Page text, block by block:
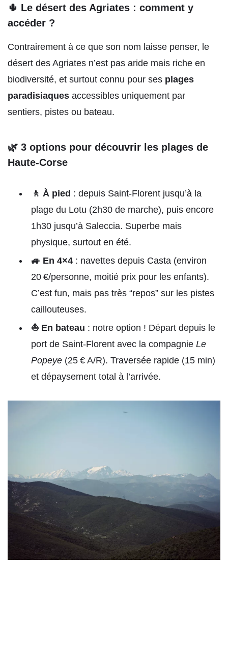
🌵 Le désert des Agriates : comment y
accéder ?
Contrairement à ce que son nom laisse penser, le
désert des Agriates n’est pas aride mais riche en
biodiversité, et surtout connu pour ses plages
paradisiaques accessibles uniquement par
sentiers, pistes ou bateau.
🌿 3 options pour découvrir les plages de
Haute-Corse
🚶 À pied : depuis Saint-Florent jusqu’à la
plage du Lotu (2h30 de marche), puis encore
1h30 jusqu’à Saleccia. Superbe mais
physique, surtout en été.
🚙 En 4×4 : navettes depuis Casta (environ
20 €/personne, moitié prix pour les enfants).
C’est fun, mais pas très “repos” sur les pistes
caillouteuses.
⛵ En bateau : notre option ! Départ depuis le
port de Saint-Florent avec la compagnie Le
Popeye (25 € A/R). Traversée rapide (15 min)
et dépaysement total à l’arrivée.